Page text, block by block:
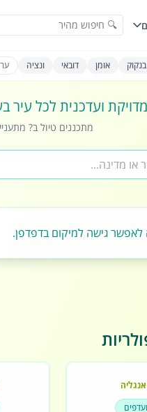
🔍 חיפוש מהיר
בנקוק אומן דובאי ונציה
מדויקת ועדכנית לכל עיר
מתכננים טיול ב?
גישה למיקום בדפדפן.
אנגליה